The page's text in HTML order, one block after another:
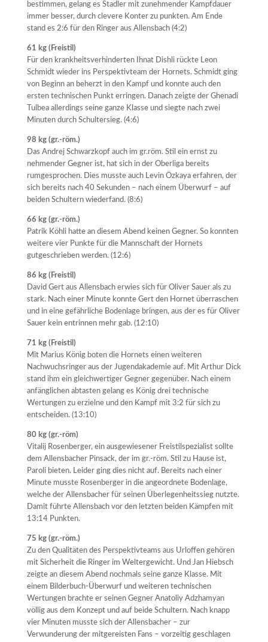
bestimmen, gelang es Stadler mit zunehmender Kampfdauer
immer besser, durch clevere Konter zu punkten. Am Ende
stand es 2:6 für den Ringer aus Allensbach (4:2)
61 kg (Freistil)
Für den krankheitsverhinderten Ihnat Dishli rückte Leon
Schmidt wieder ins Perspektivteam der Hornets. Schmidt ging
von Beginn an beherzt in den Kampf und konnte auch den
ersten technischen Punkt erringen. Danach zeigte der Ghenadi
Tulbea allerdings seine ganze Klasse und siegte nach zwei
Minuten durch Schultersieg. (4:6)
98 kg (gr.-röm.)
Das Andrej Schwarzkopf auch im gr.röm. Stil ein ernst zu
nehmender Gegner ist, hat sich in der Oberliga bereits
rumgesprochen. Dies musste auch Levin Özkaya erfahren, der
sich bereits nach 40 Sekunden – nach einem Überwurf – auf
beiden Schultern wiederfand. (8:6)
66 kg (gr.-röm.)
Patrik Köhli hatte an diesem Abend keinen Gegner. So konnten
weitere vier Punkte für die Mannschaft der Hornets
gutgeschrieben werden. (12:6)
86 kg (Freistil)
David Gert aus Allensbach erwies sich für Oliver Sauer als zu
stark. Nach einer Minute konnte Gert den Hornet überraschen
und in eine gefährliche Bodenlage bringen, aus der es für Oliver
Sauer kein entrinnen mehr gab. (12:10)
71 kg (Freistil)
Mit Marius König boten die Hornets einen weiteren
Nachwuchsringer aus der Jugendakademie auf. Mit Arthur Dick
stand ihm ein gleichwertiger Gegner gegenüber. Nach einem
anfänglichen abtasten gelang es König drei technische
Wertungen zu erzielne und den Kampf mit 3:2 für sich zu
entscheiden. (13:10)
80 kg (gr.-röm)
Vitalij Rosenberger, ein ausgewiesener Freistilspezialist sollte
dem Allensbacher Pinsack, der im gr.-röm. Stil zu Hause ist,
Paroli bieten. Leider ging dies nicht auf. Bereits nach einer
Minute musste Rosenberger in die angeordnete Bodenlage,
welche der Allensbacher für seinen Überlegenheitssieg nutzte.
Damit führte Allensbach vor den letzten beiden Kämpfen mit
13:14 Punkten.
75 kg (gr.-röm.)
Zu den Qualitäten des Perspektivteams aus Urloffen gehören
mit Sicherheit die Ringer im Weltergewicht. Und Jan Hiebsch
zeigte an diesem Abend nochmals seine ganze Klasse. Mit
einem Bilderbuch-Überwurf und weiteren technischen
Wertungen brachte er seinen Gegner Anatoliy Adzhamyan
völlig aus dem Konzept und auf beide Schultern. Nach knapp
vier Minuten musste sich der Allensbacher – zur
Verwunderung der mitgereisten Fans – vorzeitig geschlagen